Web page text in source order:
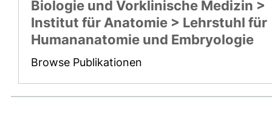
Biologie und Vorklinische Medizin >
Institut für Anatomie > Lehrstuhl für
Humananatomie und Embryologie
Browse Publikationen